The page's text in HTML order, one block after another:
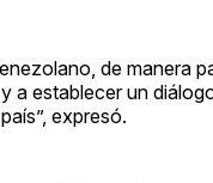
de manera
a establecer un
expresó.